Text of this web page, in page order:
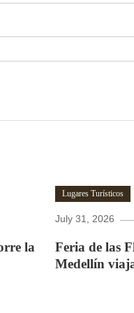
la
Lugares Turísticos
July 31, 2026
Feria de las
Medellín